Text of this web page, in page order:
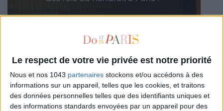
Le respect de votre vie privée est notre priorité
Nous et nos 1043 partenaires stockons et/ou accédons à des
informations sur un appareil, telles que les cookies, et traitons
des données personnelles telles que des identifiants uniques et
des informations standards envoyées par un appareil pour des